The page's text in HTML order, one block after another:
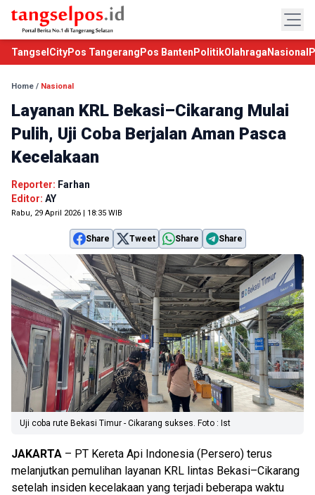
TangselCityPos Tangerang Pos Banten PolitikOlahraga Nasional
Home / Nasional
Layanan KRL Bekasi–Cikarang Mulai
Pulih, Uji Coba Berjalan Aman Pasca
Kecelakaan
Reporter: Farhan
Editor: AY
Rabu, 29 April 2026 | 18:35 WIB
Share Tweet Share Share
Uji coba rute Bekasi Timur - Cikarang sukses. Foto : Ist
JAKARTA – PT Kereta Api Indonesia (Persero) terus
melanjutkan pemulihan layanan KRL lintas Bekasi–Cikarang
setelah insiden kecelakaan yang terjadi beberapa waktu